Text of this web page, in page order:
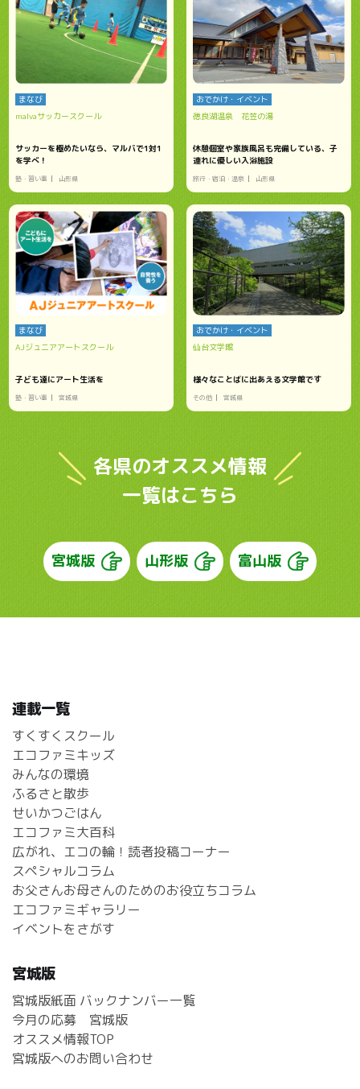
まなび
malvaサッカースクール
サッカーを極めたいなら、マルバで1対1
を学べ！
塾・習い事 山形県
おでかけ・イベント
徳良湖温泉 花笠の湯
休憩個室や家族風呂も完備している、子
連れに優しい入浴施設
旅行・宿泊・温泉 山形県
まなび
AJジュニアアートスクール
子ども達にアート生活を
塾・習い事 宮城県
おでかけ・イベント
仙台文学館
様々なことばに出あえる文学館です
その他 宮城県
各県のオススメ情報
一覧はこちら
宮城版 山形版 富山版
連載一覧
すくすくスクール
エコファミキッズ
みんなの環境
ふるさと散歩
せいかつごはん
エコファミ大百科
広がれ、エコの輪！読者投稿コーナー
スペシャルコラム
お父さんお母さんのためのお役立ちコラム
エコファミギャラリー
イベントをさがす
宮城版
宮城版紙面 バックナンバー一覧
今月の応募 宮城版
オススメ情報TOP
宮城版へのお問い合わせ